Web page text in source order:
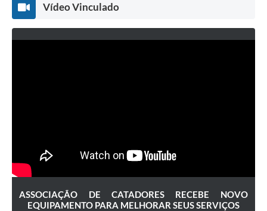
Vídeo Vinculado
ASSOCIAÇÃO DE CATADORES RECEBE NOVO
EQUIPAMENTO PARA MELHORAR SEUS SERVIÇOS